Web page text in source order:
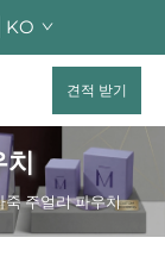
KO
견적 받기
치
죽 주얼리 파우치